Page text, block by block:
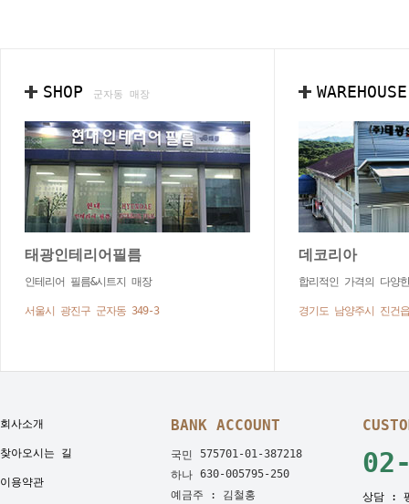
SHOP 군자동 매장
태광인테리어필름
인테리어 필름&시트지 매장
서울시 광진구 군자동 349-3
데코리아
합리적인 가격의 다양
경기도 남양주시 진건
회사소개
찾아오시는 길
이용약관
BANK ACCOUNT
국민
575701-01-387218
하나 630-005795-250
예금주 : 김철홍
상담 :